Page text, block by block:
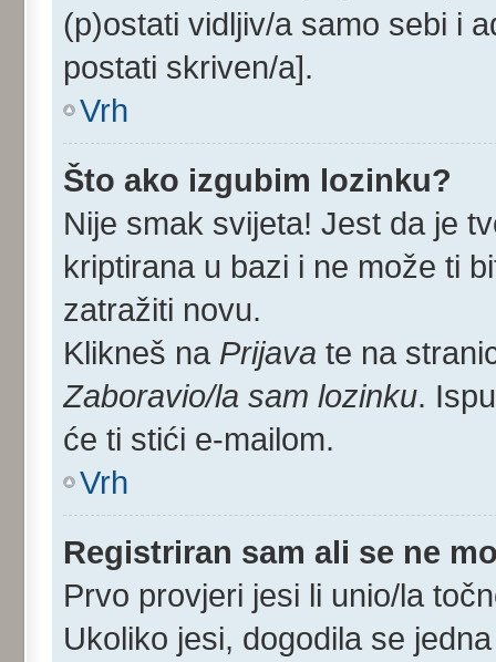
(p)ostati vidljiv/a samo sebi i
postati skriven/a].
Vrh
Što ako izgubim lozinku?
Nije smak svijeta! Jest da je
kriptirana u bazi i ne može ti
zatražiti novu.
Klikneš na Prijava te na
Zaboravio/la sam lozinku.
će ti stići e-mailom.
Vrh
Registriran sam ali se ne
Prvo provjeri jesi li unio/la
Ukoliko jesi, dogodila se